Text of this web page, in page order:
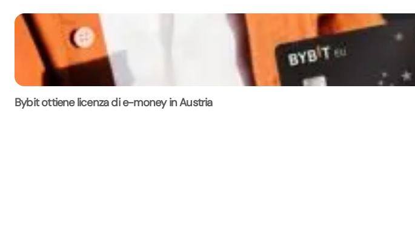
Bybit ottiene licenza di e-money in Austria